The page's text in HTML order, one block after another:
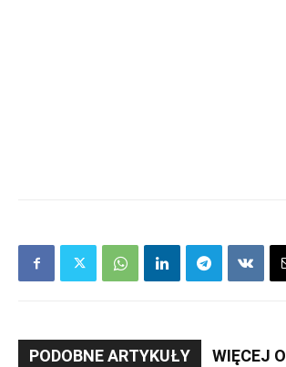
PODOBNE ARTYKUŁY WIĘCEJ